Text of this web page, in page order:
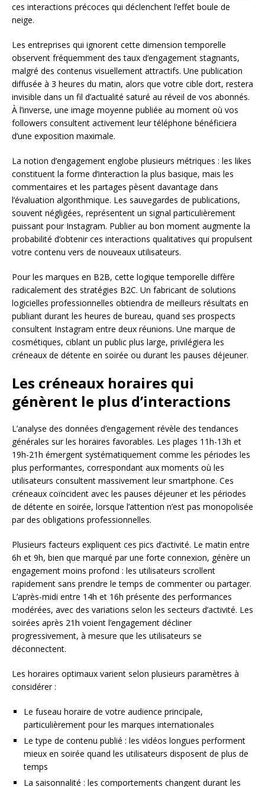
ces interactions précoces qui déclenchent l’effet boule de
neige.
Les entreprises qui ignorent cette dimension temporelle
observent fréquemment des taux d’engagement stagnants,
malgré des contenus visuellement attractifs. Une publication
diffusée à 3 heures du matin, alors que votre cible dort, restera
invisible dans un fil d’actualité saturé au réveil de vos abonnés.
À l’inverse, une image moyenne publiée au moment où vos
followers consultent activement leur téléphone bénéficiera
d’une exposition maximale.
La notion d’engagement englobe plusieurs métriques : les likes
constituent la forme d’interaction la plus basique, mais les
commentaires et les partages pèsent davantage dans
l’évaluation algorithmique. Les sauvegardes de publications,
souvent négligées, représentent un signal particulièrement
puissant pour Instagram. Publier au bon moment augmente la
probabilité d’obtenir ces interactions qualitatives qui propulsent
votre contenu vers de nouveaux utilisateurs.
Pour les marques en B2B, cette logique temporelle diffère
radicalement des stratégies B2C. Un fabricant de solutions
logicielles professionnelles obtiendra de meilleurs résultats en
publiant durant les heures de bureau, quand ses prospects
consultent Instagram entre deux réunions. Une marque de
cosmétiques, ciblant un public plus large, privilégiera les
créneaux de détente en soirée ou durant les pauses déjeuner.
Les créneaux horaires qui
génèrent le plus d’interactions
L’analyse des données d’engagement révèle des tendances
générales sur les horaires favorables. Les plages 11h-13h et
19h-21h émergent systématiquement comme les périodes les
plus performantes, correspondant aux moments où les
utilisateurs consultent massivement leur smartphone. Ces
créneaux coïncident avec les pauses déjeuner et les périodes
de détente en soirée, lorsque l’attention n’est pas monopolisée
par des obligations professionnelles.
Plusieurs facteurs expliquent ces pics d’activité. Le matin entre
6h et 9h, bien que marqué par une forte connexion, génère un
engagement moins profond : les utilisateurs scrollent
rapidement sans prendre le temps de commenter ou partager.
L’après-midi entre 14h et 16h présente des performances
modérées, avec des variations selon les secteurs d’activité. Les
soirées après 21h voient l’engagement décliner
progressivement, à mesure que les utilisateurs se
déconnectent.
Les horaires optimaux varient selon plusieurs paramètres à
considérer :
Le fuseau horaire de votre audience principale,
particulièrement pour les marques internationales
Le type de contenu publié : les vidéos longues performent
mieux en soirée quand les utilisateurs disposent de plus de
temps
La saisonnalité : les comportements changent durant les